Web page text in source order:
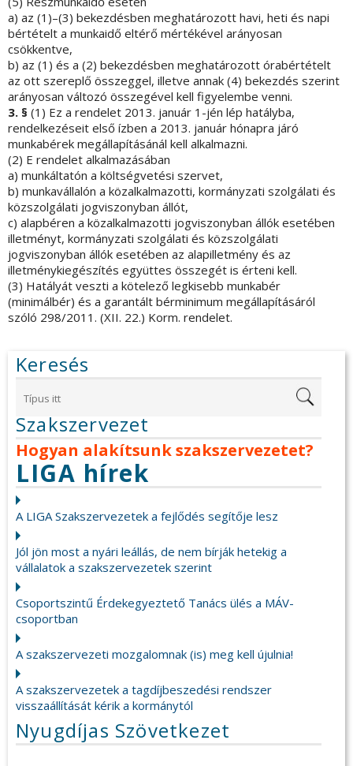
a) az (1)–(3) bekezdésben meghatározott havi, heti és napi
bértételt a munkaidő eltérő mértékével arányosan
csökkentve,
b) az (1) és a (2) bekezdésben meghatározott órabértételt
az ott szereplő összeggel, illetve annak (4) bekezdés szerint
arányosan változó összegével kell figyelembe venni.
3. § (1) Ez a rendelet 2013. január 1-jén lép hatályba,
rendelkezéseit első ízben a 2013. január hónapra járó
munkabérek megállapításánál kell alkalmazni.
(2) E rendelet alkalmazásában
a) munkáltatón a költségvetési szervet,
b) munkavállalón a közalkalmazotti, kormányzati szolgálati és
közszolgálati jogviszonyban állót,
c) alapbéren a közalkalmazotti jogviszonyban állók esetében
illetményt, kormányzati szolgálati és közszolgálati
jogviszonyban állók esetében az alapilletmény és az
illetménykiegészítés együttes összegét is érteni kell.
(3) Hatályát veszti a kötelező legkisebb munkabér
(minimálbér) és a garantált bérminimum megállapításáról
szóló 298/2011. (XII. 22.) Korm. rendelet.
Keresés
Szakszervezet
Hogyan alakítsunk szakszervezetet?
LIGA hírek
A LIGA Szakszervezetek a fejlődés segítője lesz
Jól jön most a nyári leállás, de nem bírják hetekig a
vállalatok a szakszervezetek szerint
Csoportszintű Érdekegyeztető Tanács ülés a MÁV-
csoportban
A szakszervezeti mozgalomnak (is) meg kell újulnia!
A szakszervezetek a tagdíjbeszedési rendszer
visszaállítását kérik a kormánytól
Nyugdíjas Szövetkezet